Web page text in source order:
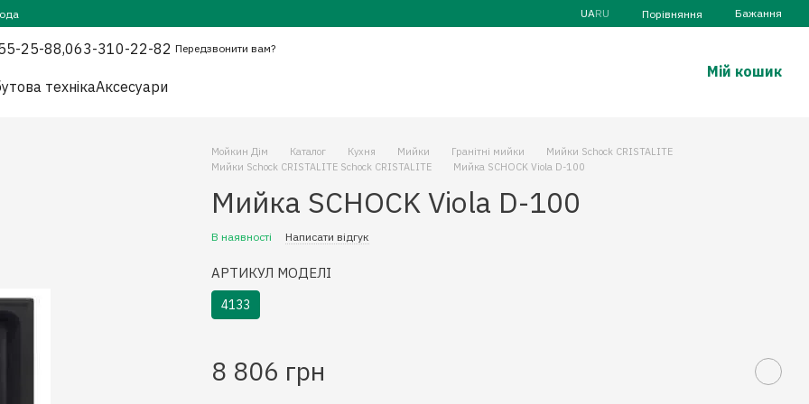
UARU Порівняння Бажання
25-88,063-310-22-82 Передзвонити вам?
технікаАксесуари
Мій кошик
Мойкин Дім Каталог Кухня Мийки Гранітні мийки
Мийки Schock CRISTALITE
Мийки Schock CRISTALITE Schock CRISTALITE
Мийка SCHOCK Viola D-100
Мийка SCHOCK Viola D-100
В наявності Написати відгук
АРТИКУЛ МОДЕЛІ
4133
8 806 грн